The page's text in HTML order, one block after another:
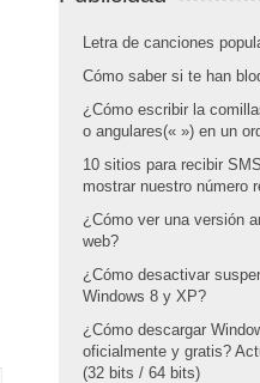
Letra de canciones
Cómo saber si te han
¿Cómo escribir la
o angulares(« ») en un
10 sitios para recibir
mostrar nuestro número
¿Cómo ver una versión
web?
¿Cómo desactivar
Windows 8 y XP?
¿Cómo descargar
oficialmente y gratis?
(32 bits / 64 bits)